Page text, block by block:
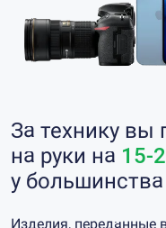
За технику вы
на руки на 15-
у
Изделия, переданные